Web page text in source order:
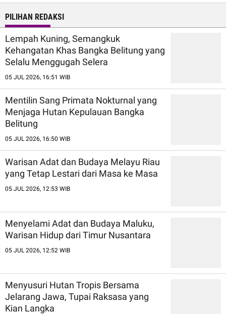
PILIHAN REDAKSI
Lempah Kuning, Semangkuk
Kehangatan Khas Bangka Belitung yang
Selalu Menggugah Selera
05 JUL 2026, 16:51 WIB
Mentilin Sang Primata Nokturnal yang
Menjaga Hutan Kepulauan Bangka
Belitung
05 JUL 2026, 16:50 WIB
Warisan Adat dan Budaya Melayu Riau
yang Tetap Lestari dari Masa ke Masa
05 JUL 2026, 12:53 WIB
Menyelami Adat dan Budaya Maluku,
Warisan Hidup dari Timur Nusantara
05 JUL 2026, 12:52 WIB
Menyusuri Hutan Tropis Bersama
Jelarang Jawa, Tupai Raksasa yang
Kian Langka